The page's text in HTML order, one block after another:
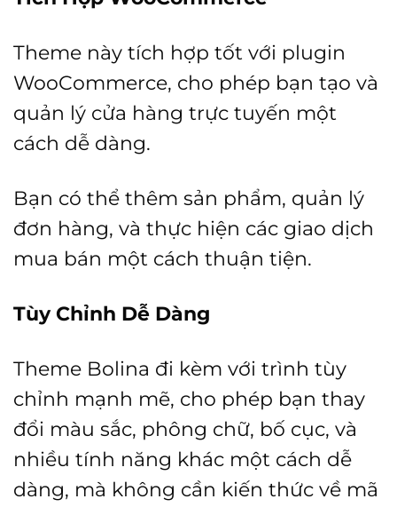
Theme này tích hợp tốt với plugin
WooCommerce, cho phép bạn tạo và
quản lý cửa hàng trực tuyến một
cách dễ dàng.
Bạn có thể thêm sản phẩm, quản lý
đơn hàng, và thực hiện các giao dịch
mua bán một cách thuận tiện.
Tùy Chỉnh Dễ Dàng
Theme Bolina đi kèm với trình tùy
chỉnh mạnh mẽ, cho phép bạn thay
đổi màu sắc, phông chữ, bố cục, và
nhiều tính năng khác một cách dễ
dàng, mà không cần kiến thức về mã